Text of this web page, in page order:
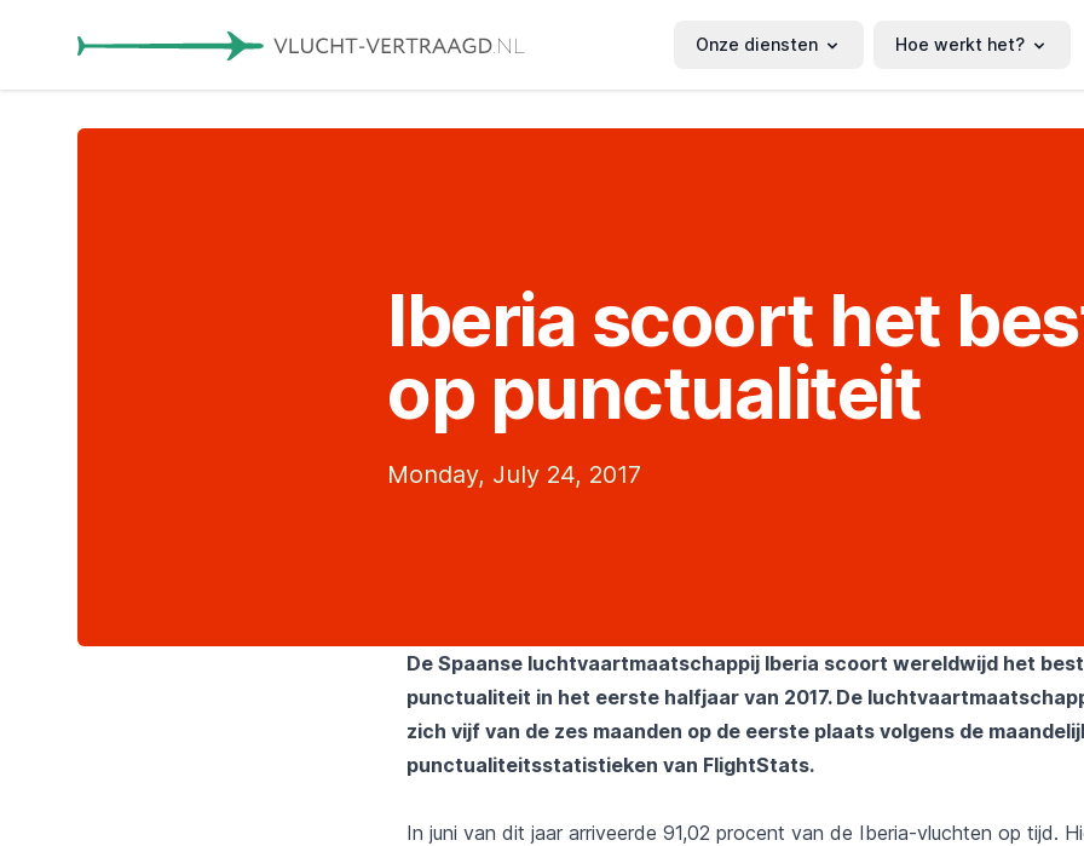
Onze diensten Hoe werkt het?
Iberia scoort het
op punctualiteit
Monday, July 24, 2017
De Spaanse luchtvaartmaatschappij Iberia scoort wereldwijd het
punctualiteit in het eerste halfjaar van 2017. De
zich vijf van de zes maanden op de eerste plaats volgens de
punctualiteitsstatistieken van FlightStats.
In juni van dit jaar arriveerde 91,02 procent van de Iberia-vluchten op tijd.